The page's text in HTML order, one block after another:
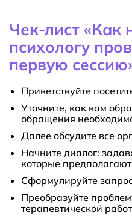
Чек-лист
психологу
первую
Приветствуйте
Уточните, как вам
обращения
Далее обсудите все
Начните диалог:
которые
Сформулируйте
Преобразуйте
терапевтической